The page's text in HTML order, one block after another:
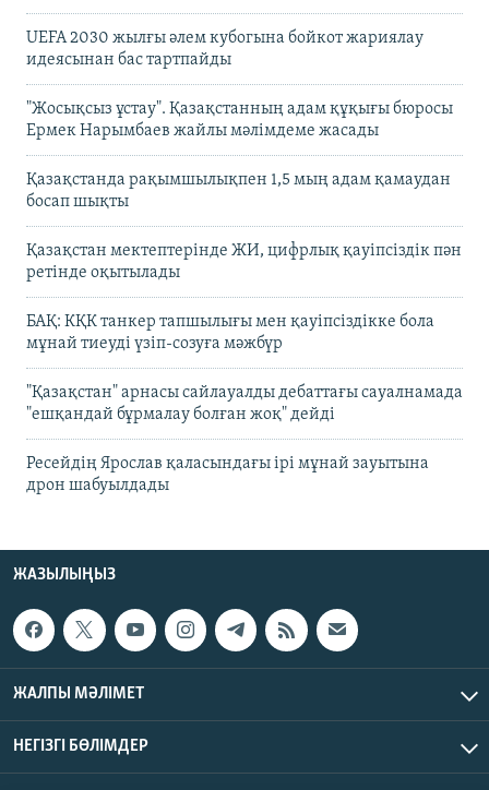
UEFA 2030 жылғы әлем кубогына бойкот жариялау
идеясынан бас тартпайды
"Жосықсыз ұстау". Қазақстанның адам құқығы бюросы
Ермек Нарымбаев жайлы мәлімдеме жасады
Қазақстанда рақымшылықпен 1,5 мың адам қамаудан
босап шықты
Қазақстан мектептерінде ЖИ, цифрлық қауіпсіздік пән
ретінде оқытылады
БАҚ: КҚК танкер тапшылығы мен қауіпсіздікке бола
мұнай тиеуді үзіп-созуға мәжбүр
"Қазақстан" арнасы сайлауалды дебаттағы сауалнамада
"ешқандай бұрмалау болған жоқ" дейді
Ресейдің Ярослав қаласындағы ірі мұнай зауытына
дрон шабуылдады
ЖАЗЫЛЫҢЫЗ
ЖАЛПЫ МӘЛІМЕТ
НЕГІЗГІ БӨЛІМДЕР